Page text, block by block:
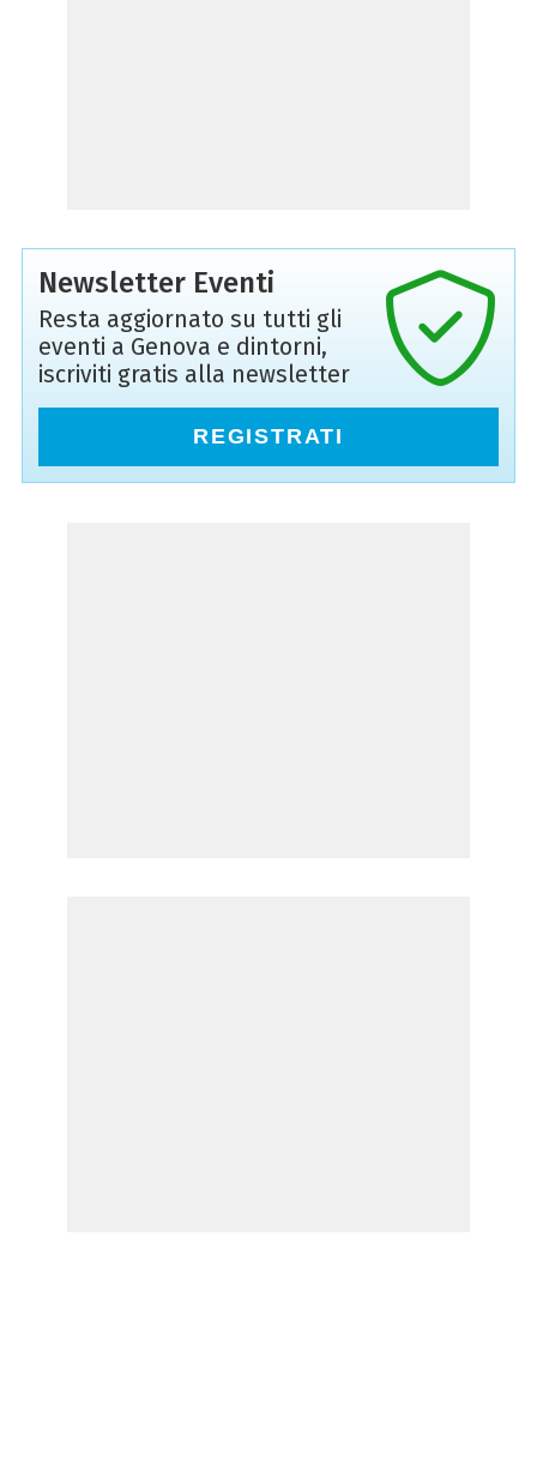
Newsletter Eventi
Resta aggiornato su tutti gli
eventi a Genova e dintorni,
iscriviti gratis alla newsletter
REGISTRATI